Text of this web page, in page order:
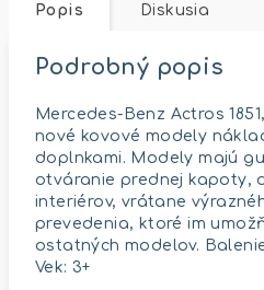
Popis Diskusia
Podrobný popis
Mercedes-Benz Actros
nové kovové modely
doplnkami. Modely majú
otváranie prednej kapoty,
interiérov, vrátane
prevedenia, ktoré im
ostatných modelov.
Vek: 3+